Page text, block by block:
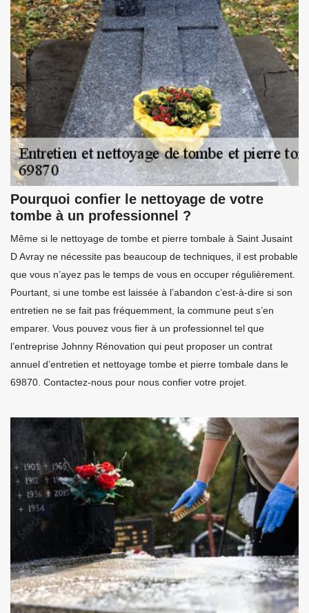
Pourquoi confier le nettoyage de votre
tombe à un professionnel ?
Même si le nettoyage de tombe et pierre tombale à Saint Jusaint
D Avray ne nécessite pas beaucoup de techniques, il est probable
que vous n’ayez pas le temps de vous en occuper régulièrement.
Pourtant, si une tombe est laissée à l’abandon c’est-à-dire si son
entretien ne se fait pas fréquemment, la commune peut s’en
emparer. Vous pouvez vous fier à un professionnel tel que
l’entreprise Johnny Rénovation qui peut proposer un contrat
annuel d’entretien et nettoyage tombe et pierre tombale dans le
69870. Contactez-nous pour nous confier votre projet.